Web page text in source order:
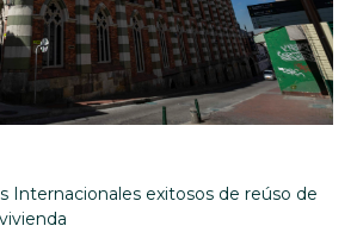
Internacionales exitosos de reúso de